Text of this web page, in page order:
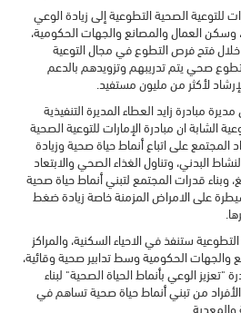
للتوعية الصحية التطوعية إلى زيادة الوعي
وسكن العمال والمصانع والجهات الحكومية،
من خلال فتح فرص التطوع في مجال التوعية
لتمكين أكثر من 100متطوع صحي يتم تدريبهم وتزويدهم بالدعم
لأكثر من مليون مستفيد.
مبادرة زايد العطاء المديرة التنفيذية
الشابة ان مبادرة الإمارات للتوعية الصحية
على اتباع أنماط حياة صحية وزيادة
البدني، وتناول الغذاء الصحي والابتعاد
وبناء قدرات المجتمع لتبني أنماط حياة صحية
على الامراض المزمنة خاصة زيادة ضغط
ستنفذ في الاحياء السكنية، والمراكز
والجهات الحكومية وسط تدابير صحية وقائية،
الوعي بأنماط الحياة الصحية" لبناء
من تبني أنماط حياة صحية تساهم في